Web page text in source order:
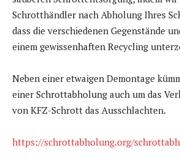
Schrotthändler nach Abholung Ihres
dass die verschiedenen Gegenstände
einem gewissenhaften Recycling
Neben einer etwaigen Demontage
einer Schrottabholung auch um das
von KFZ-Schrott das Ausschlachten.
https://schrottabholung.org/